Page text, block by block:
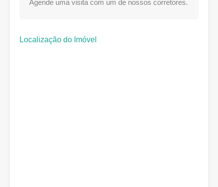
Agende uma visita com um de nossos corretores.
Localização do Imóvel